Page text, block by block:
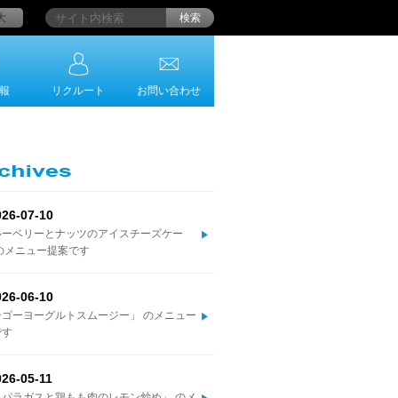
リクルート お問い合わせ
07-10
ーベリーとナッツのアイスチーズケー
メニュー提案です
06-10
ゴーヨーグルトスムージー」 のメニュー
05-11
検索